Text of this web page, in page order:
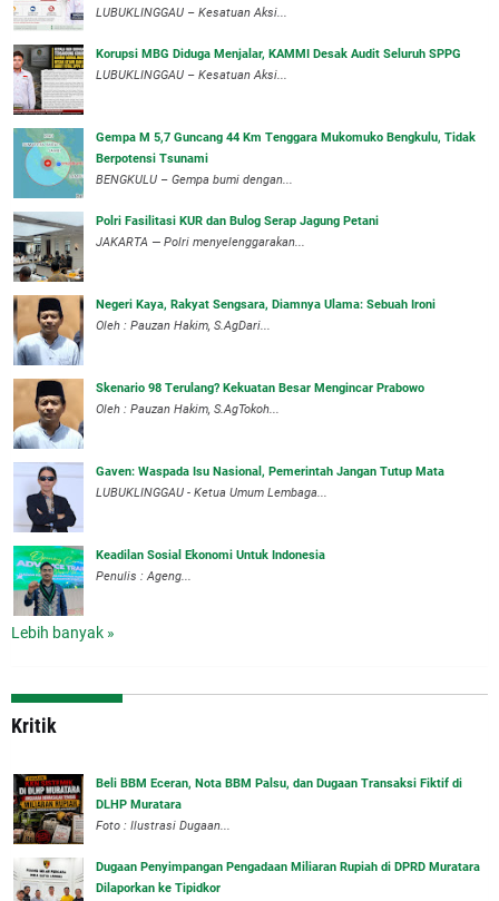
‎LUBUKLINGGAU – Kesatuan Aksi...
Korupsi MBG Diduga Menjalar, KAMMI Desak Audit Seluruh SPPG
‎LUBUKLINGGAU – Kesatuan Aksi...
Gempa M 5,7 Guncang 44 Km Tenggara Mukomuko Bengkulu, Tidak
Berpotensi Tsunami
BENGKULU – Gempa bumi dengan...
Polri Fasilitasi KUR dan Bulog Serap Jagung Petani
JAKARTA — Polri menyelenggarakan...
Negeri Kaya, Rakyat Sengsara, Diamnya Ulama: Sebuah Ironi
Oleh : Pauzan Hakim, S.AgDari...
Skenario 98 Terulang? Kekuatan Besar Mengincar Prabowo
Oleh : Pauzan Hakim, S.AgTokoh...
Gaven: Waspada Isu Nasional, Pemerintah Jangan Tutup Mata
LUBUKLINGGAU - Ketua Umum Lembaga...
Keadilan Sosial Ekonomi Untuk Indonesia
Penulis : Ageng...
Lebih banyak »
Kritik
‎Beli BBM Eceran, Nota BBM Palsu, dan Dugaan Transaksi Fiktif di
DLHP Muratara
Foto : Ilustrasi Dugaan...
‎Dugaan Penyimpangan Pengadaan Miliaran Rupiah di DPRD Muratara
Dilaporkan ke Tipidkor